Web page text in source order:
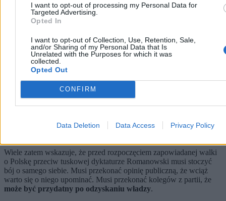
I want to opt-out of processing my Personal Data for
Targeted Advertising.
Opted In
I want to opt-out of Collection, Use, Retention, Sale,
and/or Sharing of my Personal Data that Is
Unrelated with the Purposes for which it was
collected.
Opted Out
CONFIRM
Data Deletion Data Access Privacy Policy
Relokacja amerykańskich wojsk. Szef MON wyjaśnia zamieszanie
Walka z Tuskiem? Tak, ale najpierw
walka o Romanowskiego
Biała ściana widoczna za plecami Marcina Romanowskiego
pozwala przypuszczać, że poseł PiS jest jeszcze w Europie. Nie
tylko ona. W czwartek rano w Polsat News minister spraw
wewnętrznych Marcin Kierwiński powiedział, że sprawa Marcina
Romanowskiego„to jest obszar działania służb”
innym tonie, jakby godząc się z faktem, że były minister
Wiele zatem wskazuje, że przed rozpoczęciem zapowiadanej walki
o Polskę przeciw tuskowej dyktaturze Romanowski musi stoczyć
bój o samego siebie. Musi przekonać opinię publiczną, że wciąż
warto się o niego upominać. Musi przekonać kolegów z partii, że
może być przydatny po odzyskaniu władzy.